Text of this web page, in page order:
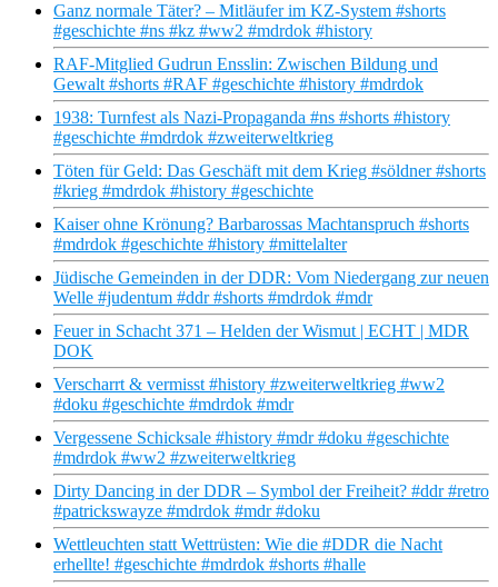
Ganz normale Täter? – Mitläufer im KZ-System #shorts
#geschichte #ns #kz #ww2 #mdrdok #history
RAF-Mitglied Gudrun Ensslin: Zwischen Bildung und
Gewalt #shorts #RAF #geschichte #history #mdrdok
1938: Turnfest als Nazi-Propaganda #ns #shorts #history
#geschichte #mdrdok #zweiterweltkrieg
Töten für Geld: Das Geschäft mit dem Krieg #söldner #shorts
#krieg #mdrdok #history #geschichte
Kaiser ohne Krönung? Barbarossas Machtanspruch #shorts
#mdrdok #geschichte #history #mittelalter
Jüdische Gemeinden in der DDR: Vom Niedergang zur neuen
Welle #judentum #ddr #shorts #mdrdok #mdr
Feuer in Schacht 371 – Helden der Wismut | ECHT | MDR
DOK
Verscharrt & vermisst #history #zweiterweltkrieg #ww2
#doku #geschichte #mdrdok #mdr
Vergessene Schicksale #history #mdr #doku #geschichte
#mdrdok #ww2 #zweiterweltkrieg
Dirty Dancing in der DDR – Symbol der Freiheit? #ddr #retro
#patrickswayze #mdrdok #mdr #doku
Wettleuchten statt Wettrüsten: Wie die #DDR die Nacht
erhellte! #geschichte #mdrdok #shorts #halle